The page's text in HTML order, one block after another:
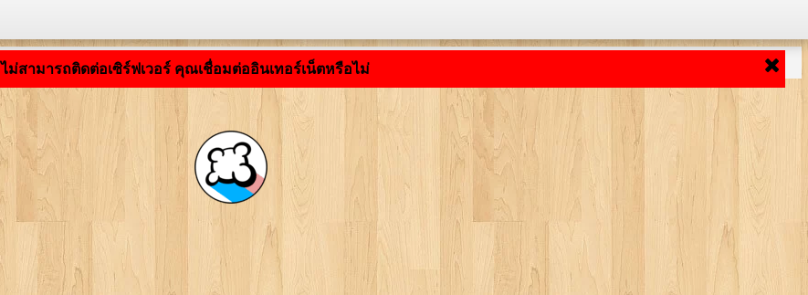
ไม่สามารถติดต่อเซิร์ฟเวอร์ คุณเชื่อมต่ออินเทอร์เน็ตหรือไม่
กำลังโหลดแอปพลิเคชัน ... ...